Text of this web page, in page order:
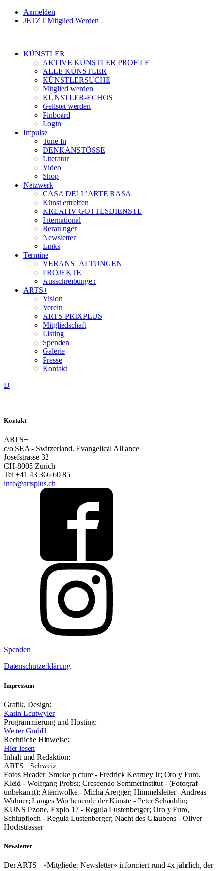
Anmelden
JETZT Mitglied Werden
KÜNSTLER
AKTIVE KÜNSTLER PROFILE
ALLE KÜNSTLER
KÜNSTLERSUCHE
Mitglied werden
KÜNSTLER-ECHOS
Gelistet werden
Pinboard
Login
Impulse
Tune In
DENKANSTÖSSE
Literatur
Video
Shop
Netzwerk
CASA DELL’ARTE RASA
Künstlertreffen
KREATIV GOTTESDIENSTE
International
Beratungen
Newsletter
Links
Termine
VERANSTALTUNGEN
PROJEKTE
Ausschreibungen
ARTS+
Vision
Verein
ARTS-PRIXPLUS
Mitgliedschaft
Listing
Spenden
Galerie
Presse
Kontakt
D
Kontakt
ARTS+
c/o SEA - Switzerland. Evangelical Alliance
Josefstrasse 32
CH-8005 Zurich
Tel +41 43 366 60 85
info@artsplus.ch
Spenden
Datenschutzerklärung
Impressum
Grafik, Design:
Karin Leutwyler
Programmierung und Hosting:
Weiter GmbH
Rechtliche Hinweise:
Hier lesen
Inhalt und Redaktion:
ARTS+ Schweiz
Fotos Header: Smoke picture - Fredrick Kearney Jr; Oro y Furo,
Kleid - Wolfgang Probst; Crescendo Sommerinstitut - (Fotograf
unbekannt); Atemwolke - Micha Aregger; Himmelsleiter -Andreas
Widmer; Langes Wochenende der Künste - Peter Schäublin;
KUNST/zone, Explo 17 - Regula Lustenberger; Oro y Furo,
Schlupfloch - Regula Lustenberger; Nacht des Glaubens - Oliver
Hochstrasser
Newsletter
Der ARTS+ «Mitglieder Newsletter» informiert rund 4x jährlich, der